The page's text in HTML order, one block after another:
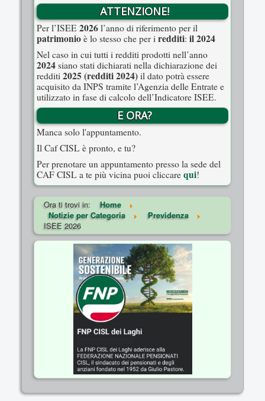
ATTENZIONE!
Per l’ISEE 2026 l’anno di riferimento per il
patrimonio è lo stesso che per i redditi: il 2024
Nel caso in cui tutti i redditi prodotti nell’anno
2024 siano stati dichiarati nella dichiarazione dei
redditi 2025 (redditi 2024) il dato potrà essere
acquisito da INPS tramite l’Agenzia delle Entrate e
utilizzato in fase di calcolo dell’Indicatore ISEE.
E ORA?
Manca solo l'appuntamento.
Il Caf CISL è pronto, e tu?
Per prenotare un appuntamento presso la sede del
CAF CISL a te più vicina puoi cliccare qui!
Ora ti trovi in:
Home
Notizie per Categoria
Previdenza
ISEE 2026